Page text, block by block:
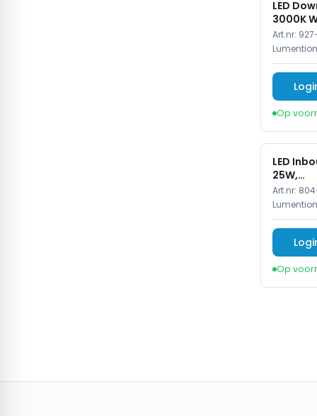
LED
3000K
IP20, Wit
Art.nr:
Lumention
Op
LED
25W,
3000K/
IP20,
Art.nr:
Lumention
Op